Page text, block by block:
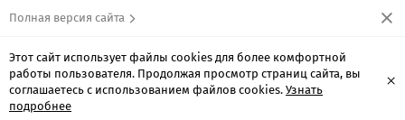
Полная версия сайта
Этот сайт использует файлы cookies для более комфортной
работы пользователя. Продолжая просмотр страниц сайта, вы
соглашаетесь с использованием файлов cookies. Узнать
подробнее
×